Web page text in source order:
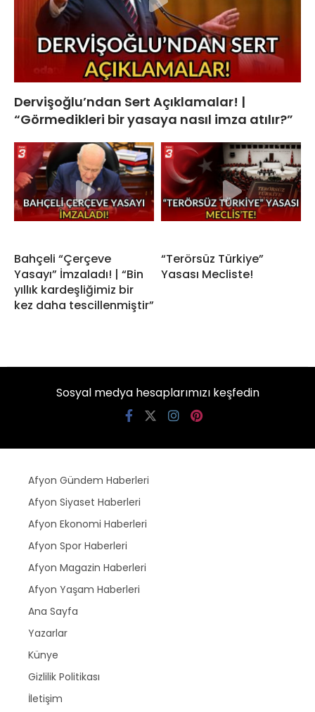
Dervişoğlu’ndan Sert Açıklamalar! |
“Görmedikleri bir yasaya nasıl imza atılır?”
Bahçeli “Çerçeve
Yasayı” İmzaladı! | “Bin
yıllık kardeşliğimiz bir
kez daha tescillenmiştir”
“Terörsüz Türkiye”
Yasası Mecliste!
Sosyal medya hesaplarımızı keşfedin
Afyon Gündem Haberleri
Afyon Siyaset Haberleri
Afyon Ekonomi Haberleri
Afyon Spor Haberleri
Afyon Magazin Haberleri
Afyon Yaşam Haberleri
Ana Sayfa
Yazarlar
Künye
Gizlilik Politikası
İletişim